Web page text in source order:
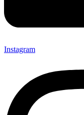
Instagram